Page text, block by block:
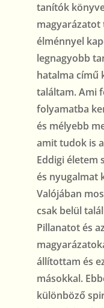
tanítók
élménnyel
legnagyobb
hatalma című
találtam. Ami
folyamatba
és mélyebb
amit tudok is
Eddigi életem
és nyugalmat
Valójában
csak belül
Pillanatot és
állítottam és
másokkal.
különböző